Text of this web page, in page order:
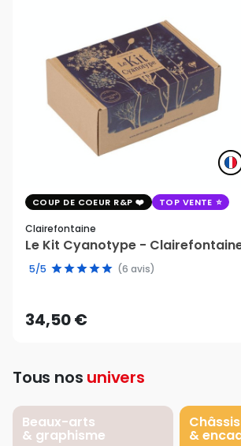
COUP DE COEUR R&P TOP VENTE
Clairefontaine
Le Kit Cyanotype -
5/5 (6 avis)
34,50 €
Tous nos univers
Beaux-arts
& graphisme
Châssis
&